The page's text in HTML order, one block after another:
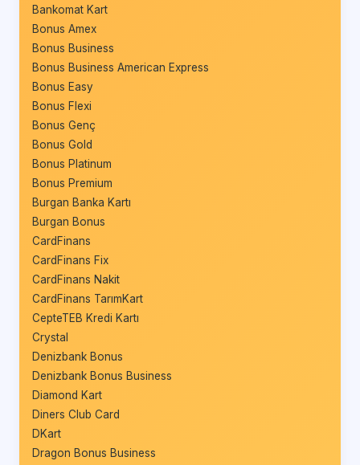
Bankomat Kart
Bonus Amex
Bonus Business
Bonus Business American Express
Bonus Easy
Bonus Flexi
Bonus Genç
Bonus Gold
Bonus Platinum
Bonus Premium
Burgan Banka Kartı
Burgan Bonus
CardFinans
CardFinans Fix
CardFinans Nakit
CardFinans TarımKart
CepteTEB Kredi Kartı
Crystal
Denizbank Bonus
Denizbank Bonus Business
Diamond Kart
Diners Club Card
DKart
Dragon Bonus Business